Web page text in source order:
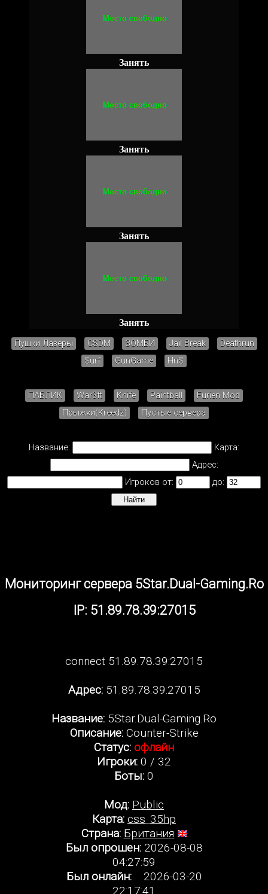
Занять
Занять
Занять
Занять
Пушки Лазеры CSDM ЗОМБИ Jail Break
Deathrun
Surf
GunGame HnS
ПАБЛИК War3ft Knife Paintball
Furien Mod
Прыжки(Kreedz)
Пустые сервера
Название:
Карта:
Адрес:
Игроков от:
до:
Мониторинг сервера 5Star.Dual-Gaming.Ro
IP: 51.89.78.39:27015
connect 51.89.78.39:27015
Адрес: 51.89.78.39:27015
Название: 5Star.Dual-Gaming.Ro
Описание:Counter-Strike
Статус: офлайн
Игроки: 0 / 32
Боты: 0
Мод: Public
Карта: css_35hp
Страна: Британия
Был опрошен:2026-08-08
04:27:59
Был онлайн:2026-03-20
22:17:41